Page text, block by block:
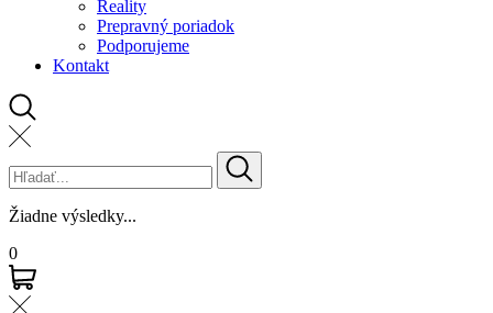
Reality
Prepravný poriadok
Podporujeme
Kontakt
Žiadne výsledky...
0